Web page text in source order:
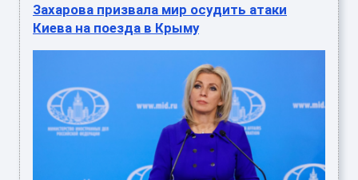
Захарова призвала мир осудить атаки
Киева на поезда в Крыму